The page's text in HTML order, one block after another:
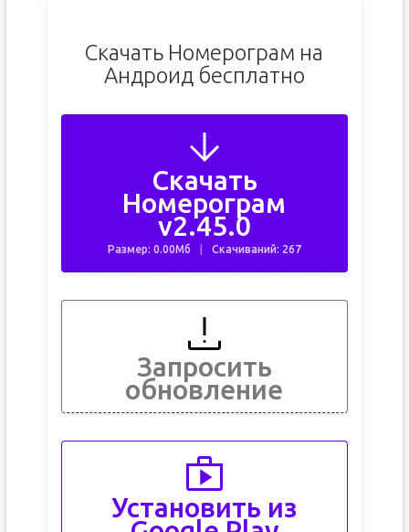
Скачать Номерограм на
Андроид бесплатно
Скачать
Номерограм
v2.45.0
Размер: 0.00Мб Скачиваний: 267
Запросить
обновление
Установить из